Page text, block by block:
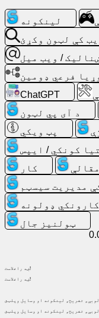
په
ویب
کې
لټون
وکړئ
وړیا
بریښنالیک
/
ویب
میل
تجزیه
ویب
پراختیا
کونکي
ایپس
لینکونه
کې لټون وکړئ
/ ویب میل
فرعي ډومین
ChatGPT
د آی پي لټون
پټ ویکي
کونکي / ایپس
کار
مقالې
مدیریت سیسټم
ډولونه
ټولنيز جال
ښه راغلاست!
ښه راغلاست!
تفریح، لینکونه او وسایل وپلټئ
تفریح، لینکونه او وسایل وپلټئ